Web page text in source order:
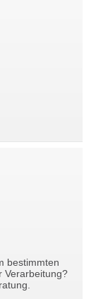
bestimmten
Verarbeitung?